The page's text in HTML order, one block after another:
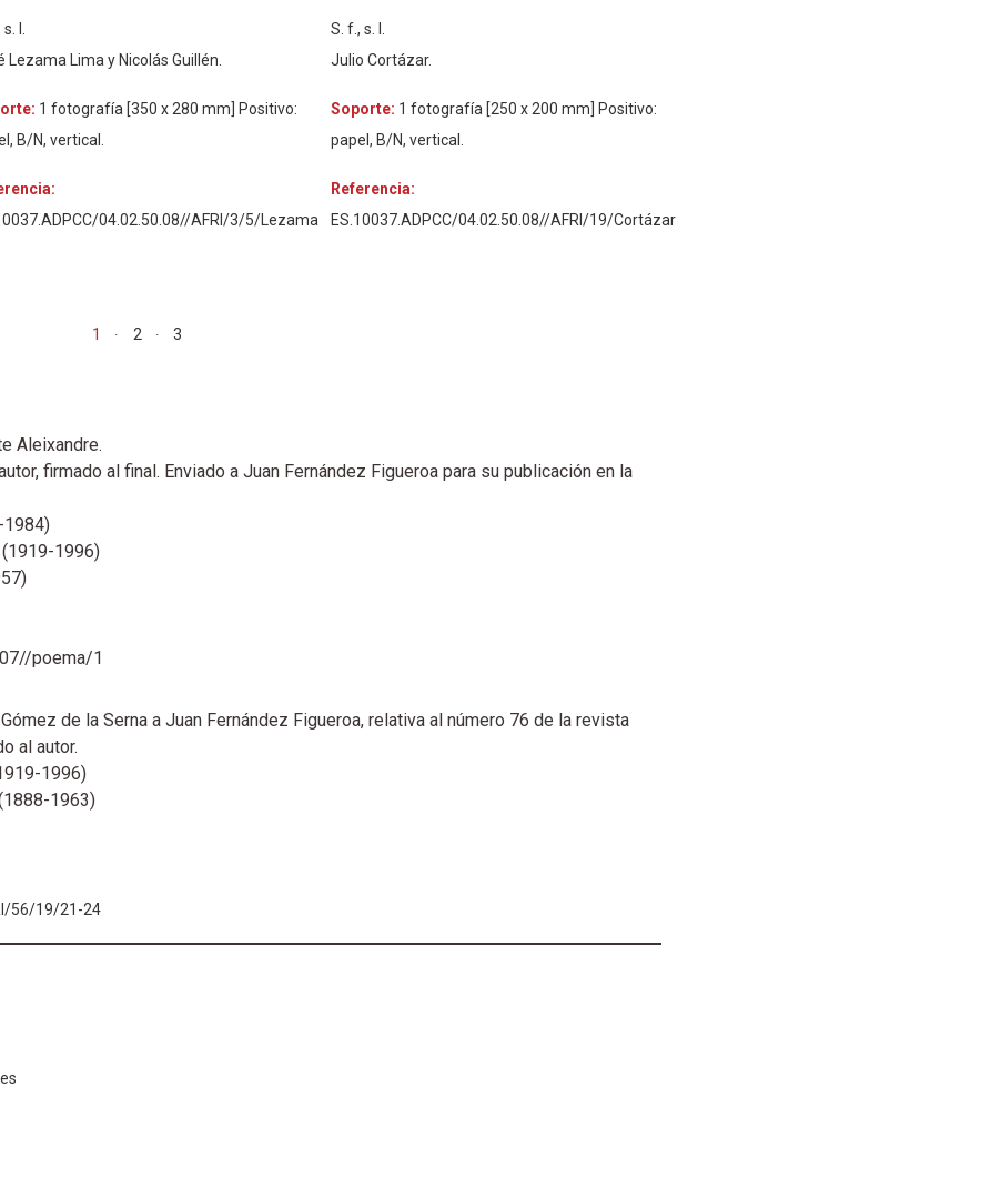
l.
Lezama Lima y Nicolás Guillén.
1 fotografía [350 x 280 mm] Positivo:
B/N, vertical.
04.02.50.08//AFRI/3/5/Lezama
S. f., s. l.
Julio Cortázar.
Soporte: 1 fotografía [250 x 200 mm] Positivo:
papel, B/N, vertical.
Referencia:
ES.10037.ADPCC/04.02.50.08//AFRI/19/Cortázar
1 2 3
Aleixandre.
firmado al final. Enviado a Juan Fernández Figueroa para su publicación en la
1984)
(1919-1996)
poema/1
de la Serna a Juan Fernández Figueroa, relativa al número 76 de la revista
al autor.
1996)
1963)
56/19/21-24